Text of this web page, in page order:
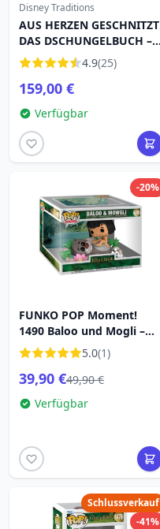
Disney Traditions
AUS HERZEN GESCHNITZT
DAS DSCHUNGELBUCH –
DISNEY TRADITIONS
4.9(25)
159,00 €
Verfügbar
-20%
FUNKO POP Moment!
1490 Baloo und Mogli –
Disney Dschungelbuch
5.0(1)
39,90 €49,90 €
Verfügbar
Schlussverkauf
-41%